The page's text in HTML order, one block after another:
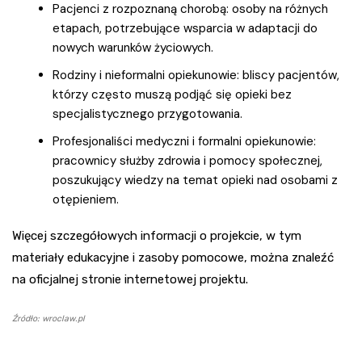
Pacjenci z rozpoznaną chorobą: osoby na różnych
etapach, potrzebujące wsparcia w adaptacji do
nowych warunków życiowych.
Rodziny i nieformalni opiekunowie: bliscy pacjentów,
którzy często muszą podjąć się opieki bez
specjalistycznego przygotowania.
Profesjonaliści medyczni i formalni opiekunowie:
pracownicy służby zdrowia i pomocy społecznej,
poszukujący wiedzy na temat opieki nad osobami z
otępieniem.
Więcej szczegółowych informacji o projekcie, w tym
materiały edukacyjne i zasoby pomocowe, można znaleźć
na oficjalnej stronie internetowej projektu.
Źródło: wroclaw.pl